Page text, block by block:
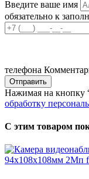
Введите ваше имя
обязательно к
телефона
Отправить
Нажимая на кнопку
обработку
С этим товаром